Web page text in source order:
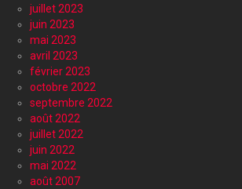
juillet 2023
juin 2023
mai 2023
avril 2023
février 2023
octobre 2022
septembre 2022
août 2022
juillet 2022
juin 2022
mai 2022
août 2007